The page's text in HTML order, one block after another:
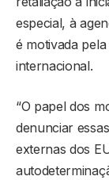
especial, à
é motivada
internacional.
“O papel dos
denunciar
externas dos